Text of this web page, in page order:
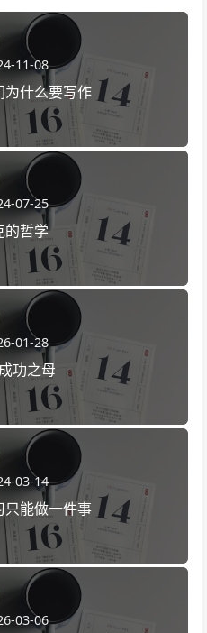
11-08
为什么要写作
07-25
的哲学
01-28
功之母
03-14
只能做一件事
03-06